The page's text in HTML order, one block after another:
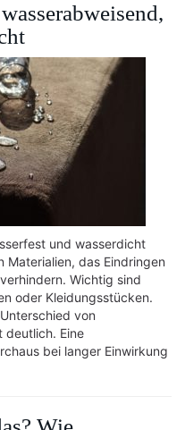
und wasserdicht
Materialien, das Eindringen
Wichtig sind
oder Kleidungsstücken.
von
deutlich. Eine
bei langer Einwirkung